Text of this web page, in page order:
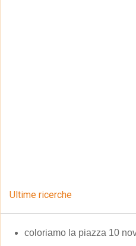
Ultime ricerche
coloriamo la piazza 10